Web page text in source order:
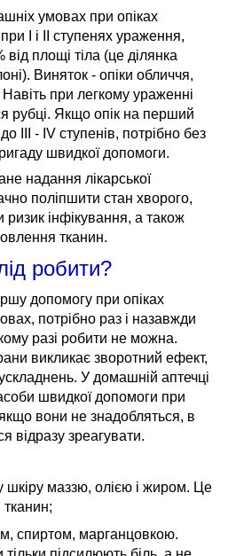
умовах при опіках
I і II ступенях ураження,
площі тіла (це ділянка
Виняток - опіки обличчя,
Навіть при легкому ураженні
рубці. Якщо опік на перший
III - IV ступенів, потрібно без
швидкої допомоги.
надання лікарської
поліпшити стан хворого,
інфікування, а також
тканин.
робити?
допомогу при опіках
потрібно раз і назавжди
разі робити не можна.
викликає зворотний ефект,
У домашній аптечці
швидкої допомоги при
вони не знадобляться, в
відразу зреагувати.
шкіру маззю, олією і жиром. Це
тканин;
спиртом, марганцовкою.